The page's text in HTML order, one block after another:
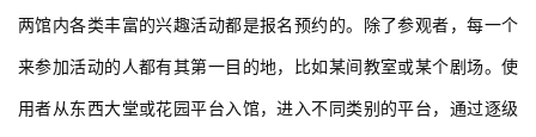
用者从东西大堂或花园平台入馆，进入不同类别的平台，通过逐级
变化的集散空间来到目的地。在每块平台上，教室之间的公共空间
不再是单调的交通走廊，而是尺寸不一、富于变化的步行街区，包